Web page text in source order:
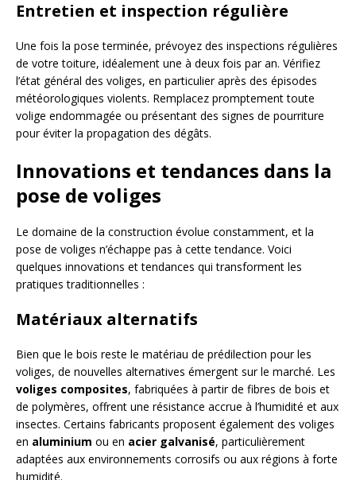
Entretien et inspection régulière
Une fois la pose terminée, prévoyez des inspections régulières
de votre toiture, idéalement une à deux fois par an. Vérifiez
l’état général des voliges, en particulier après des épisodes
météorologiques violents. Remplacez promptement toute
volige endommagée ou présentant des signes de pourriture
pour éviter la propagation des dégâts.
Innovations et tendances dans la
pose de voliges
Le domaine de la construction évolue constamment, et la
pose de voliges n’échappe pas à cette tendance. Voici
quelques innovations et tendances qui transforment les
pratiques traditionnelles :
Matériaux alternatifs
Bien que le bois reste le matériau de prédilection pour les
voliges, de nouvelles alternatives émergent sur le marché. Les
voliges composites, fabriquées à partir de fibres de bois et
de polymères, offrent une résistance accrue à l’humidité et aux
insectes. Certains fabricants proposent également des voliges
en aluminium ou en acier galvanisé, particulièrement
adaptées aux environnements corrosifs ou aux régions à forte
humidité.